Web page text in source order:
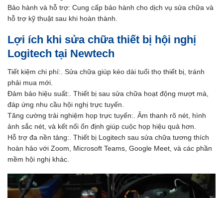
Bảo hành và hỗ trợ: Cung cấp bảo hành cho dịch vụ sửa chữa và
hỗ trợ kỹ thuật sau khi hoàn thành.
Lợi ích khi sửa chữa thiết bị hội nghị
Logitech tại Newtech
Tiết kiệm chi phí:. Sửa chữa giúp kéo dài tuổi thọ thiết bị, tránh
phải mua mới.
Đảm bảo hiệu suất:. Thiết bị sau sửa chữa hoạt động mượt mà,
đáp ứng nhu cầu hội nghị trực tuyến.
Tăng cường trải nghiệm họp trực tuyến:. Âm thanh rõ nét, hình
ảnh sắc nét, và kết nối ổn định giúp cuộc họp hiệu quả hơn.
Hỗ trợ đa nền tảng:. Thiết bị Logitech sau sửa chữa tương thích
hoàn hảo với Zoom, Microsoft Teams, Google Meet, và các phần
mềm hội nghị khác.